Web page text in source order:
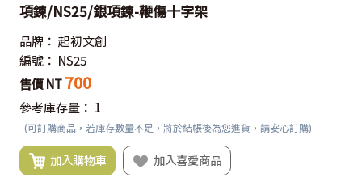
項鍊/NS25/銀項鍊-鞭傷十字架
品牌： 起初文創
編號： NS25
售價 NT 700
參考庫存量： 1
(可訂購商品，若庫存數量不足，將於結帳後為您進貨，請安心訂購)
加入購物車 加入喜愛商品